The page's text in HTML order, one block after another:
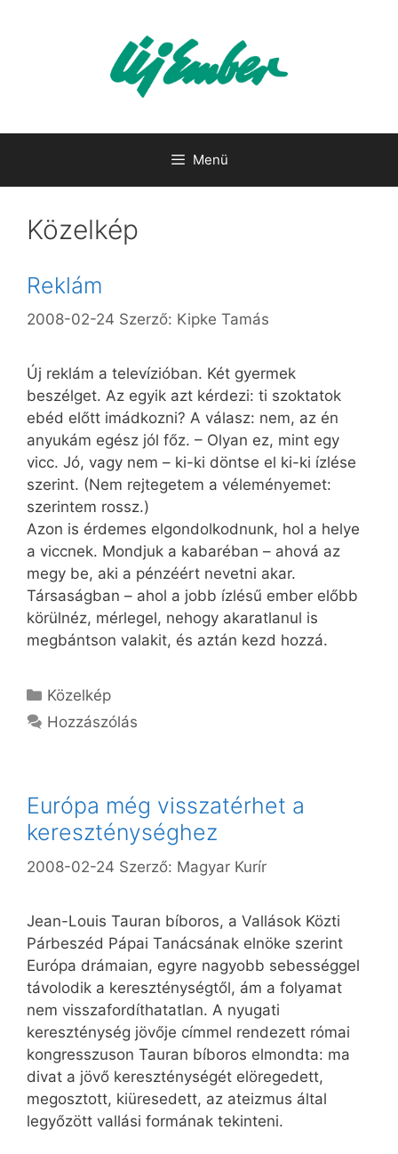
Menü
Közelkép
Reklám
2008-02-24 Szerző: Kipke Tamás
Új reklám a televízióban. Két gyermek
beszélget. Az egyik azt kérdezi: ti szoktatok
ebéd előtt imádkozni? A válasz: nem, az én
anyukám egész jól főz. – Olyan ez, mint egy
vicc. Jó, vagy nem – ki-ki döntse el ki-ki ízlése
szerint. (Nem rejtegetem a véleményemet:
szerintem rossz.)
Azon is érdemes elgondolkodnunk, hol a helye
a viccnek. Mondjuk a kabaréban – ahová az
megy be, aki a pénzéért nevetni akar.
Társaságban – ahol a jobb ízlésű ember előbb
körülnéz, mérlegel, nehogy akaratlanul is
megbántson valakit, és aztán kezd hozzá.
Kategória
Közelkép
Hozzászólás
Európa még visszatérhet a
kereszténységhez
2008-02-24 Szerző: Magyar Kurír
Jean-Louis Tauran bíboros, a Vallások Közti
Párbeszéd Pápai Tanácsának elnöke szerint
Európa drámaian, egyre nagyobb sebességgel
távolodik a kereszténységtől, ám a folyamat
nem visszafordíthatatlan. A nyugati
kereszténység jövője címmel rendezett római
kongresszuson Tauran bíboros elmondta: ma
divat a jövő kereszténységét elöregedett,
megosztott, kiüresedett, az ateizmus által
legyőzött vallási formának tekinteni.